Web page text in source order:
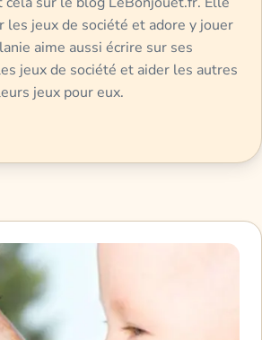
les jeux de société et adore y jouer
aime aussi écrire sur ses
jeux de société et aider les autres
jeux pour eux.